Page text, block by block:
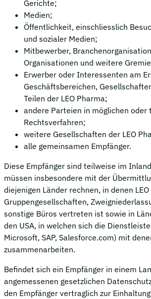
Gerichte;
Medien;
Öffentlichkeit, einschliesslich
und sozialer Medien;
Mitbewerber,
Organisationen und weitere
Erwerber oder Interessenten am
Geschäftsbereichen,
Teilen der LEO Pharma;
andere Parteien in möglichen oder
Rechtsverfahren;
weitere Gesellschaften der LEO
alle gemeinsamen Empfänger.
Diese Empfänger sind teilweise im
müssen insbesondere mit der
diejenigen Länder rechnen, in denen
Gruppengesellschaften,
sonstige Büros vertreten ist sowie in
den USA, in welchen sich die
Microsoft, SAP, Salesforce.com) mit
zusammenarbeiten.
Befindet sich ein Empfänger in einem
angemessenen gesetzlichen
den Empfänger vertraglich zur